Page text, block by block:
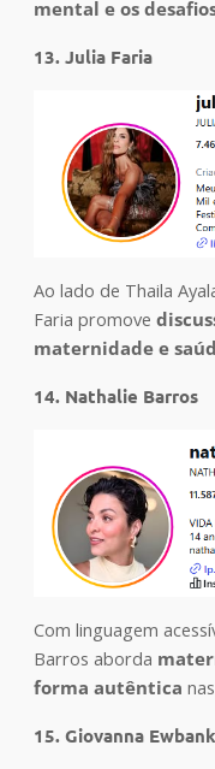
mental e os
13. Julia Faria
Ao lado de Thaila
Faria promove
maternidade e
14. Nathalie Barros
Com linguagem
Barros aborda
forma autêntica
15. Giovanna Ewbank